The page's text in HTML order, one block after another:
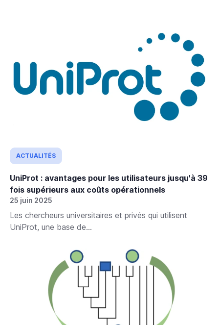
ACTUALITÉS
UniProt : avantages pour les utilisateurs jusqu'à 39
fois supérieurs aux coûts opérationnels
25 juin 2025
Les chercheurs universitaires et privés qui utilisent
UniProt, une base de...